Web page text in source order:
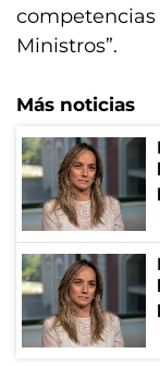
competencias
Ministros”.
Más noticias